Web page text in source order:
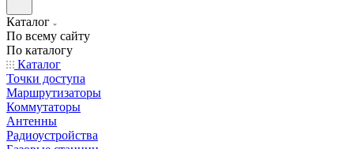
Каталог
По всему сайту
По каталогу
Каталог
Точки доступа
Маршрутизаторы
Коммутаторы
Антенны
Радиоустройства